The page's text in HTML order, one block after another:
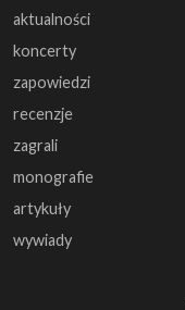
aktualności
koncerty
zapowiedzi
recenzje
zagrali
monografie
artykuły
wywiady